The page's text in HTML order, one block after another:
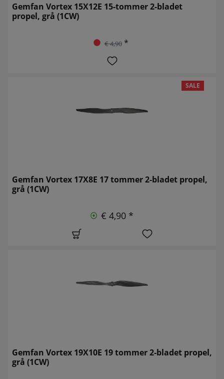
Gemfan Vortex 15X12E 15-tommer 2-bladet
propel, grå (1CW)
€ 4,90*
SALE
Gemfan Vortex 17X8E 17 tommer 2-bladet propel,
grå (1CW)
€ 4,90 *
Gemfan Vortex 19X10E 19 tommer 2-bladet propel,
grå (1CW)